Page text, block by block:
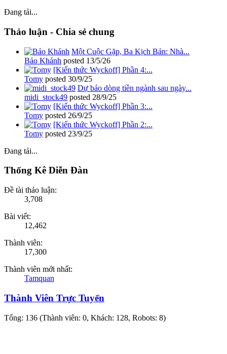
Đang tải...
Thảo luận - Chia sẻ chung
Một Cuộc Gặp, Ba Kịch Bản: Nhà...
Bảo Khánh posted 13/5/26
[Kiến thức Wyckoff] Phần 4:...
Tomy posted 30/9/25
Dự báo dòng tiền ngành sau ngày...
midi_stock49 posted 28/9/25
[Kiến thức Wyckoff] Phần 3:...
Tomy posted 26/9/25
[Kiến thức Wyckoff] Phần 2:...
Tomy posted 23/9/25
Đang tải...
Thống Kê Diễn Đàn
Đề tài thảo luận:
3,708
Bài viết:
12,462
Thành viên:
17,300
Thành viên mới nhất:
Tamquan
Thành Viên Trực Tuyến
Tổng: 136 (Thành viên: 0, Khách: 128, Robots: 8)